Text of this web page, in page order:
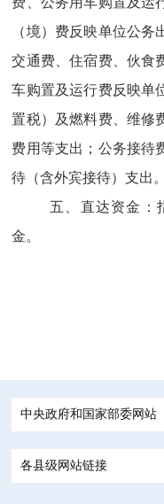
（境）费反映单位公
交通费、住宿费、伙食
车购置及运行费反映单
置税）及燃料费、维修
费用等支出；公务接待
待（含外宾接待）支出。
五、直达资金：
金。
中央政府和国家部委网站
各县级网站链接